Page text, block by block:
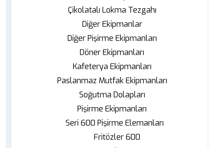
Çikolatalı Lokma Tezgahı
Diğer Ekipmanlar
Diğer Pişirme Ekipmanları
Döner Ekipmanları
Kafeterya Ekipmanları
Paslanmaz Mutfak Ekipmanları
Soğutma Dolapları
Pişirme Ekipmanları
Seri 600 Pişirme Elemanları
Fritözler 600